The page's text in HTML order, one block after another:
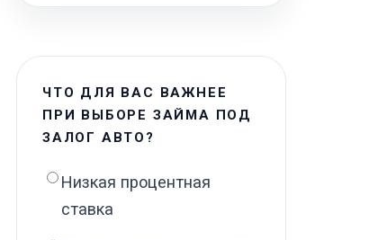
ЧТО ДЛЯ ВАС ВАЖНЕЕ
ПРИ ВЫБОРЕ ЗАЙМА ПОД
ЗАЛОГ АВТО?
Низкая процентная
ставка